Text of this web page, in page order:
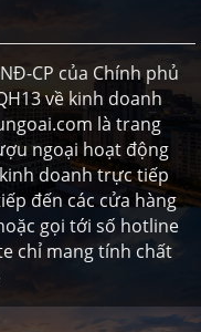
CP của Chính phủ
về kinh doanh
là trang
ngoại hoạt động
doanh trực tiếp
đến các cửa hàng
gọi tới số hotline
chỉ mang tính chất